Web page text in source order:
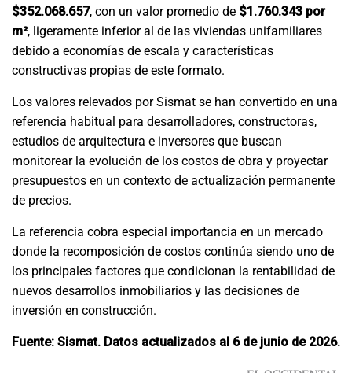
$352.068.657, con un valor promedio de $1.760.343 por
m², ligeramente inferior al de las viviendas unifamiliares
debido a economías de escala y características
constructivas propias de este formato.
Los valores relevados por Sismat se han convertido en una
referencia habitual para desarrolladores, constructoras,
estudios de arquitectura e inversores que buscan
monitorear la evolución de los costos de obra y proyectar
presupuestos en un contexto de actualización permanente
de precios.
La referencia cobra especial importancia en un mercado
donde la recomposición de costos continúa siendo uno de
los principales factores que condicionan la rentabilidad de
nuevos desarrollos inmobiliarios y las decisiones de
inversión en construcción.
Fuente: Sismat. Datos actualizados al 6 de junio de 2026.